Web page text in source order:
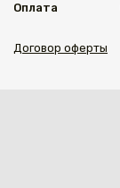
Оплата
Договор оферты